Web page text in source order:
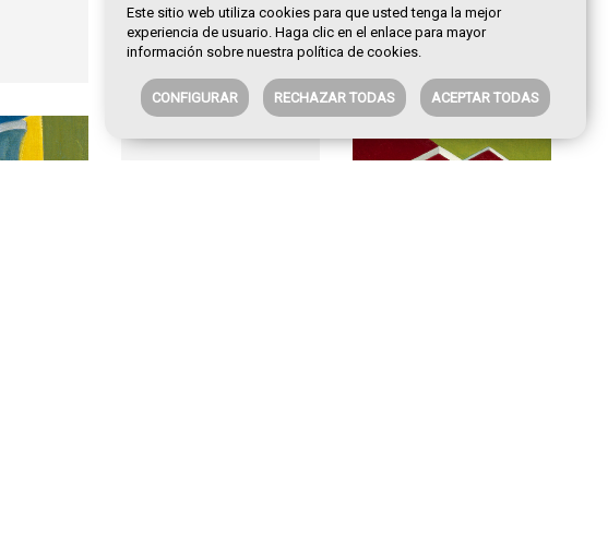
Este sitio web utiliza cookies para que usted tenga la mejor
experiencia de usuario. Haga clic en el enlace para mayor
información sobre nuestra política de cookies.
CONFIGURAR RECHAZAR TODAS ACEPTAR TODAS
La visita inesperada
Villa Pepita